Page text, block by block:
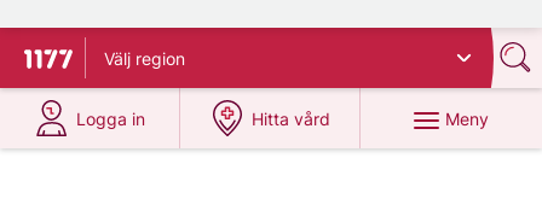
Till startsidan för 1177
Välj region
Logga in
på 1177.se
Hitta vård
på 1177.se
Meny